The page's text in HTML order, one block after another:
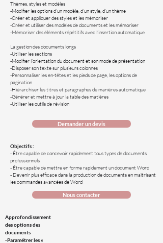
Thèmes, styles et modèles
-Modifier les options d’un modèle, d’un style, d’un thème
-Créer et appliquer des styles et les mémoriser
-Créer et utiliser des modèles de documents et les mémoriser
-Mémoriser des éléments répétitifs avec l’insertion automatique
La gestion des documents longs
-Utiliser les sections
-Modifier l’orientation du document et son mode de présentation
-Disposer son texte sur plusieurs colonnes
-Personnaliser les en-têtes et les pieds de page, les options de
pagination
-Hiérarchiser les titres et paragraphes de manières automatique
-Générer et mettre à jour la table des matières
-Utiliser les outils de révision
Demander un devis
Objectifs :
- Être capable de concevoir rapidement tous types de documents
professionnels
- Être capable de mettre en forme rapidement un document Word
- Devenir plus efficace dans la production de documents en maîtrisant
les commandes avancées de Word
Nous contacter
Approfondissement
des options des
documents
-Paramétrer les «